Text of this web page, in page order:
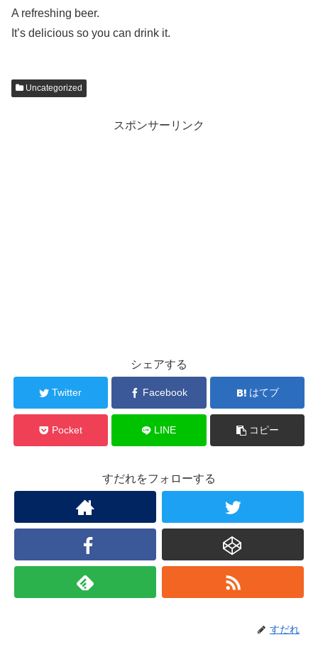
A refreshing beer.
It’s delicious so you can drink it.
Uncategorized
スポンサーリンク
シェアする
Twitter Facebook はてブ
Pocket LINE コピー
すだれをフォローする
すだれ